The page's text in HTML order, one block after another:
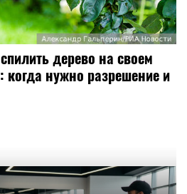
дерево на своем
когда нужно разрешение и